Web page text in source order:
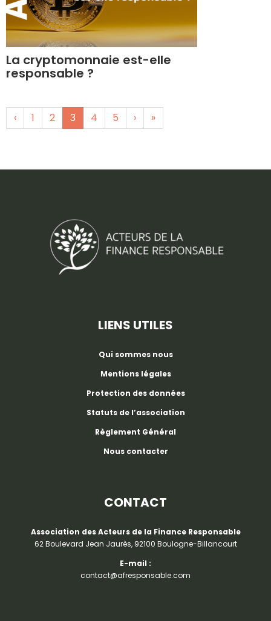
La cryptomonnaie est-elle
responsable ?
‹ 1 2 3 4 5 › »
LIENS UTILES
Qui sommes nous
Mentions légales
Protection des données
Statuts de l’association
Règlement Général
Nous contacter
CONTACT
Association des Acteurs de la Finance Responsable
62 Boulevard Jean Jaurès, 92100 Boulogne-Billancourt
E-mail :
contact@afresponsable.com